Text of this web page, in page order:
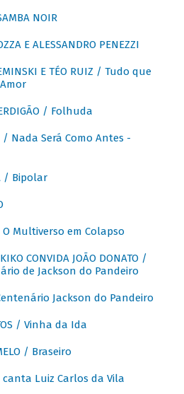
NOIR
E ALESSANDRO PENEZZI
E TÉO RUIZ / Tudo que
/ Folhuda
/ Nada Será Como Antes -
/ Bipolar
O Multiverso em Colapso
CONVIDA JOÃO DONATO /
de Jackson do Pandeiro
Jackson do Pandeiro
/ Vinha da Ida
/ Braseiro
Luiz Carlos da Vila